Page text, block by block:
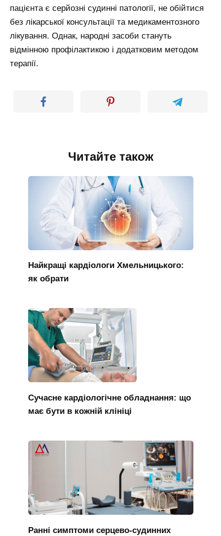
пацієнта є серйозні судинні патології, не обійтися
без лікарської консультації та медикаментозного
лікування. Однак, народні засоби стануть
відмінною профілактикою і додатковим методом
терапії.
Читайте також
Найкращі кардіологи Хмельницького:
як обрати
Сучасне кардіологічне обладнання: що
має бути в кожній клініці
Ранні симптоми серцево-судинних